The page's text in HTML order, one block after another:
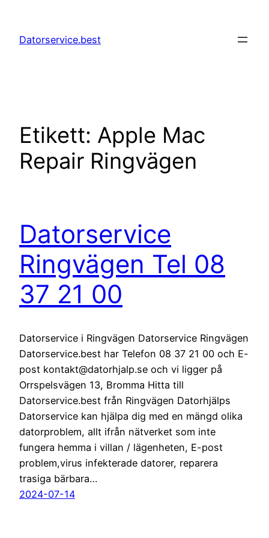
innehåll
Datorservice.best
Etikett: Apple Mac
Repair Ringvägen
Datorservice
Ringvägen Tel 08
37 21 00
Datorservice i Ringvägen Datorservice Ringvägen
Datorservice.best har Telefon 08 37 21 00 och E-
post kontakt@datorhjalp.se och vi ligger på
Orrspelsvägen 13, Bromma Hitta till
Datorservice.best från Ringvägen Datorhjälps
Datorservice kan hjälpa dig med en mängd olika
datorproblem, allt ifrån nätverket som inte
fungera hemma i villan / lägenheten, E-post
problem,virus infekterade datorer, reparera
trasiga bärbara…
2024-07-14